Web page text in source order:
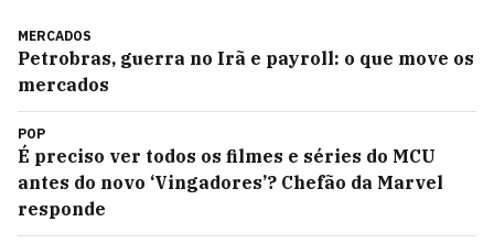
MERCADOS
Petrobras, guerra no Irã e payroll: o que move os
mercados
POP
É preciso ver todos os filmes e séries do MCU
antes do novo ‘Vingadores’? Chefão da Marvel
responde